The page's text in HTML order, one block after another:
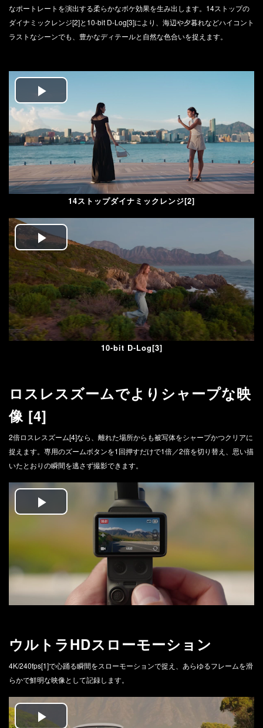
なポートレートを演出する柔らかなボケ効果を生み出します。14ストップの
ダイナミックレンジ[2]と10-bit D-Log[3]により、海辺や夕暮れなどハイコント
ラストなシーンでも、豊かなディテールと自然な色合いを捉えます。
Play
Video
14ストップダイナミックレンジ[2]
Play
Video
10-bit D-Log[3]
ロスレスズームでよりシャープな映
像 [4]
2倍ロスレスズーム[4]なら、離れた場所からも被写体をシャープかつクリアに
捉えます。専用のズームボタンを1回押すだけで1倍／2倍を切り替え、思い描
いたとおりの瞬間を逃さず撮影できます。
Play
Video
ウルトラHDスローモーション
4K/240fps[1]で心踊る瞬間をスローモーションで捉え、あらゆるフレームを滑
らかで鮮明な映像として記録します。